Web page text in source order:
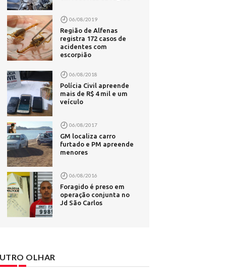
ao
o
-
-
foi
06/08/2019
Região de Alfenas
registra 172 casos de
acidentes com
escorpião
06/08/2018
Polícia Civil apreende
mais de R$ 4 mil e um
veículo
06/08/2017
GM localiza carro
furtado e PM apreende
menores
06/08/2016
Foragido é preso em
operação conjunta no
Jd São Carlos
OLHAR